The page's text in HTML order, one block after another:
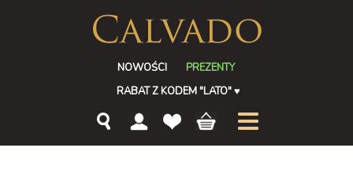
NOWOŚCI
PREZENTY
RABAT Z KODEM "LATO"♥